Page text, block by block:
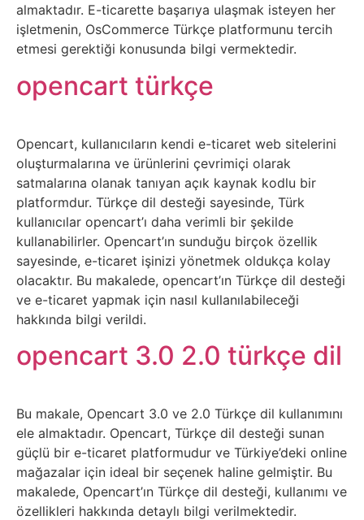
Eğitim
Elektronik
Cihazlar
Felsefe
Finans
Genel
Gezi
Gizem
&
Tasarım
Güvenlik
almaktadır. E-ticarette başarıya ulaşmak isteyen her
işletmenin, OsCommerce Türkçe platformunu tercih
etmesi gerektiği konusunda bilgi vermektedir.
opencart türkçe
Opencart, kullanıcıların kendi e-ticaret web sitelerini
oluşturmalarına ve ürünlerini çevrimiçi olarak
satmalarına olanak tanıyan açık kaynak kodlu bir
platformdur. Türkçe dil desteği sayesinde, Türk
kullanıcılar opencart’ı daha verimli bir şekilde
kullanabilirler. Opencart’ın sunduğu birçok özellik
sayesinde, e-ticaret işinizi yönetmek oldukça kolay
olacaktır. Bu makalede, opencart’ın Türkçe dil desteği
ve e-ticaret yapmak için nasıl kullanılabileceği
hakkında bilgi verildi.
opencart 3.0 2.0 türkçe dil
Bu makale, Opencart 3.0 ve 2.0 Türkçe dil kullanımını
ele almaktadır. Opencart, Türkçe dil desteği sunan
güçlü bir e-ticaret platformudur ve Türkiye’deki online
mağazalar için ideal bir seçenek haline gelmiştir. Bu
makalede, Opencart’ın Türkçe dil desteği, kullanımı ve
özellikleri hakkında detaylı bilgi verilmektedir.